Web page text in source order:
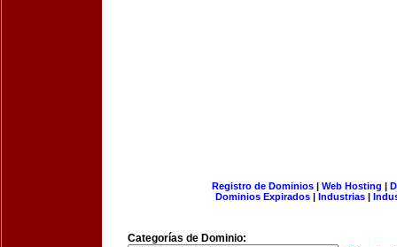
Registro de Dominios| Web Hosting |
Dominios Expirados | Industrias |
Categorías de Dominio: